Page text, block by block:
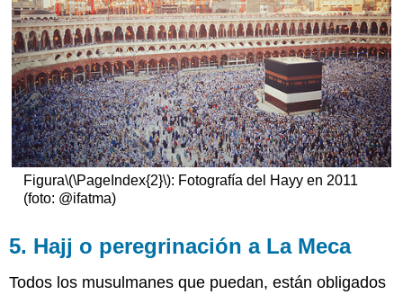
Figura\(\PageIndex{2}\): Fotografía del Hayy en 2011
(foto: @ifatma)
5. Hajj o peregrinación a La Meca
Todos los musulmanes que puedan, están obligados